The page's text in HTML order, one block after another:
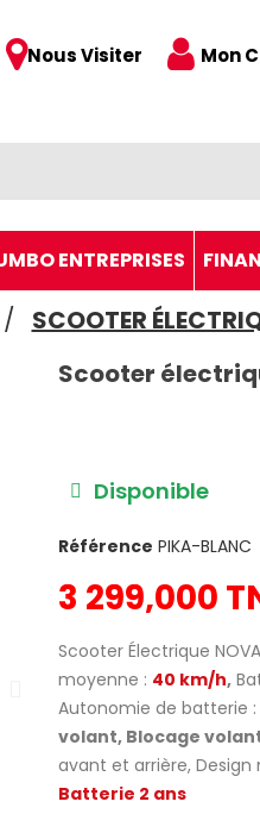
Nous Visiter Mon
ENTREPRISES
SCOOTER
Scooter
Disponible
Référence PIKA-BLANC
3 299,000
Scooter Électrique
moyenne : 40 km/h,
Autonomie de batterie :
volant, Blocage
avant et arrière, Design
Batterie 2 ans